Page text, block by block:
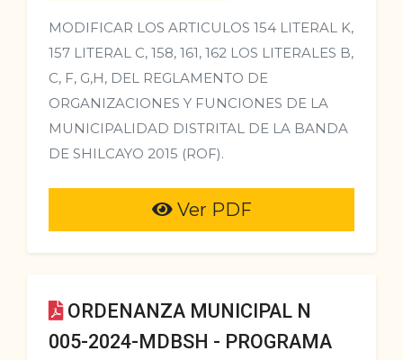
MODIFICAR LOS ARTICULOS 154 LITERAL K,
157 LITERAL C, 158, 161, 162 LOS LITERALES B,
C, F, G,H, DEL REGLAMENTO DE
ORGANIZACIONES Y FUNCIONES DE LA
MUNICIPALIDAD DISTRITAL DE LA BANDA
DE SHILCAYO 2015 (ROF).
Ver PDF
ORDENANZA MUNICIPAL N
005-2024-MDBSH - PROGRAMA